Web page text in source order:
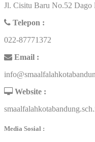
Jl. Cisitu Baru No.52 Dago
Telepon :
022-87771372
Email :
Website :
Media Sosial :